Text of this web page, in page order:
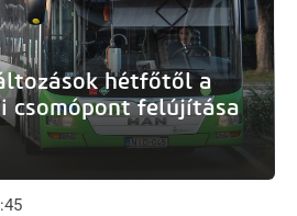
hétfőtől a
csomópont felújítása